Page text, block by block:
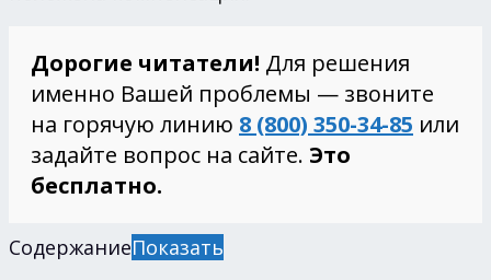
Дорогие читатели! Для решения
именно Вашей проблемы — звоните
на горячую линию 8 (800) 350-34-85 или
задайте вопрос на сайте. Это
бесплатно.
СодержаниеПоказать